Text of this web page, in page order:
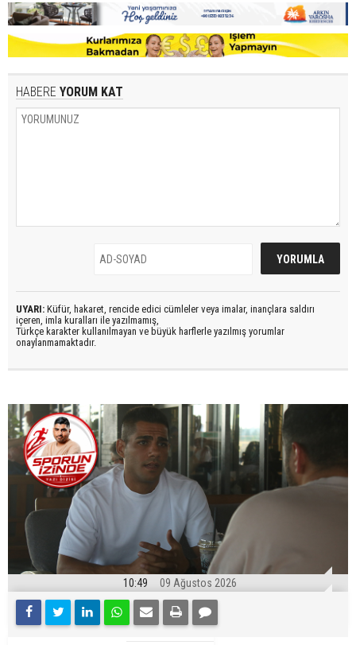
HABERE YORUM KAT
UYARI: Küfür, hakaret, rencide edici cümleler veya imalar, inançlara saldırı
içeren, imla kuralları ile yazılmamış,
Türkçe karakter kullanılmayan ve büyük harflerle yazılmış yorumlar
onaylanmamaktadır.
10:49 09 Ağustos 2026